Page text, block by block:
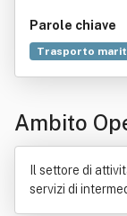
Parole chiave
Trasporto
Ambito
Il settore di
servizi di